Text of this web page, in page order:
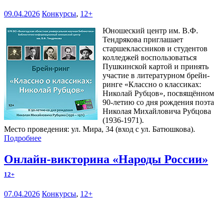
09.04.2026 Конкурсы, 12+
Юношеский центр им. В.Ф.
Тендрякова приглашает
старшеклассников и студентов
колледжей воспользоваться
Пушкинской картой и принять
участие в литературном брейн-
ринге «Классно о классиках:
Николай Рубцов», посвящённом
90-летию со дня рождения поэта
Николая Михайловича Рубцова
(1936-1971).
Место проведения: ул. Мира, 34 (вход с ул. Батюшкова).
Подробнее
Онлайн-викторина «Народы России»
12+
07.04.2026 Конкурсы, 12+